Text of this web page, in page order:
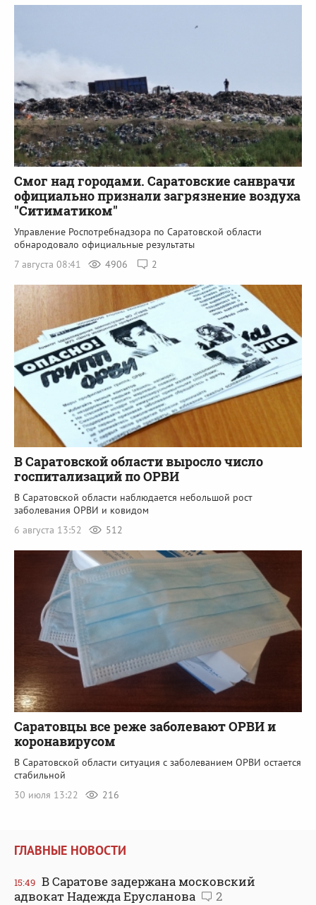
Смог над городами. Саратовские санврачи
официально признали загрязнение воздуха
"Ситиматиком"
Управление Роспотребнадзора по Саратовской области
обнародовало официальные результаты
7 августа 08:41
4906 2
В Саратовской области выросло число
госпитализаций по ОРВИ
В Саратовской области наблюдается небольшой рост
заболевания ОРВИ и ковидом
6 августа 13:52
512
Саратовцы все реже заболевают ОРВИ и
коронавирусом
В Саратовской области ситуация с заболеванием ОРВИ остается
стабильной
30 июля 13:22
216
ГЛАВНЫЕ НОВОСТИ
15:49 В Саратове задержана московский
адвокат Надежда Ерусланова
2